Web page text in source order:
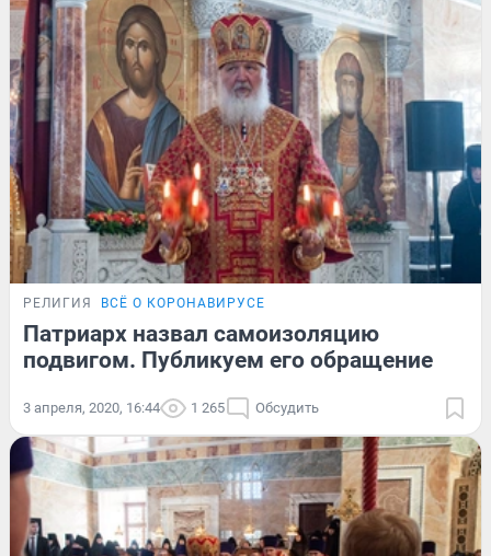
РЕЛИГИЯ ВСЁ О КОРОНАВИРУСЕ
Патриарх назвал самоизоляцию
подвигом. Публикуем его обращение
3 апреля, 2020, 16:44 1 265 Обсудить